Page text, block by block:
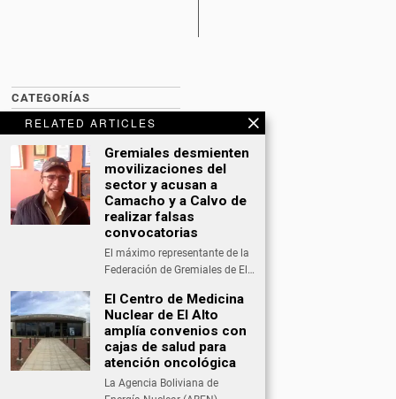
RELATED ARTICLES
Gremiales desmienten
movilizaciones del
sector y acusan a
Camacho y a Calvo de
realizar falsas
convocatorias
El máximo representante de la
Federación de Gremiales de El…
El Centro de Medicina
Nuclear de El Alto
amplía convenios con
cajas de salud para
atención oncológica
La Agencia Boliviana de
CATEGORÍAS
BITCOIN NEWS
CULTURA
DATING
DEPORTES
NACIONAL
OPINIÓN